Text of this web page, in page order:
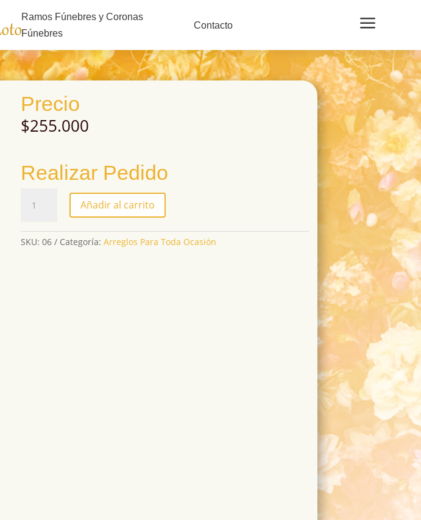
Ramos Fúnebres y Coronas
Fúnebres
Contacto a
Precio
$255.000
Realizar Pedido
cantidad
Añadir al carrito
SKU: 06 Categoría: Arreglos Para Toda Ocasión